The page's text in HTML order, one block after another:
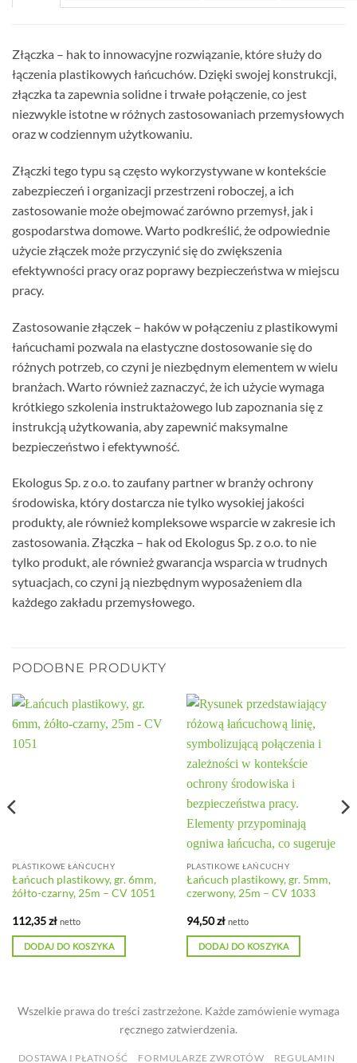
Złączka – hak to innowacyjne rozwiązanie, które służy do
łączenia plastikowych łańcuchów. Dzięki swojej konstrukcji,
złączka ta zapewnia solidne i trwałe połączenie, co jest
niezwykle istotne w różnych zastosowaniach przemysłowych
oraz w codziennym użytkowaniu.
Złączki tego typu są często wykorzystywane w kontekście
zabezpieczeń i organizacji przestrzeni roboczej, a ich
zastosowanie może obejmować zarówno przemysł, jak i
gospodarstwa domowe. Warto podkreślić, że odpowiednie
użycie złączek może przyczynić się do zwiększenia
efektywności pracy oraz poprawy bezpieczeństwa w miejscu
pracy.
Zastosowanie złączek – haków w połączeniu z plastikowymi
łańcuchami pozwala na elastyczne dostosowanie się do
różnych potrzeb, co czyni je niezbędnym elementem w wielu
branżach. Warto również zaznaczyć, że ich użycie wymaga
krótkiego szkolenia instruktażowego lub zapoznania się z
instrukcją użytkowania, aby zapewnić maksymalne
bezpieczeństwo i efektywność.
Ekologus Sp. z o.o. to zaufany partner w branży ochrony
środowiska, który dostarcza nie tylko wysokiej jakości
produkty, ale również kompleksowe wsparcie w zakresie ich
zastosowania. Złączka – hak od Ekologus Sp. z o.o. to nie
tylko produkt, ale również gwarancja wsparcia w trudnych
sytuacjach, co czyni ją niezbędnym wyposażeniem dla
każdego zakładu przemysłowego.
PODOBNE PRODUKTY
PLASTIKOWE ŁAŃCUCHY
Łańcuch plastikowy, gr. 6mm,
żółto-czarny, 25m – CV 1051
112,35zł netto
DODAJ DO KOSZYKA
PLASTIKOWE ŁAŃCUCHY
Łańcuch plastikowy, gr. 5mm,
czerwony, 25m – CV 1033
94,50zł netto
DODAJ DO KOSZYKA
Wszelkie prawa do treści zastrzeżone. Każde zamówienie wymaga
ręcznego zatwierdzenia.
DOSTAWA I PŁATNOŚĆ FORMULARZE ZWROTÓW
REGULAMIN